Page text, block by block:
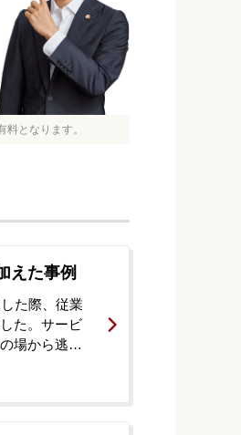
となります。
えた事例
た際、従業
た。サービ
場から逃走
警察から電
が店側と連
従業員の女
店の男性従